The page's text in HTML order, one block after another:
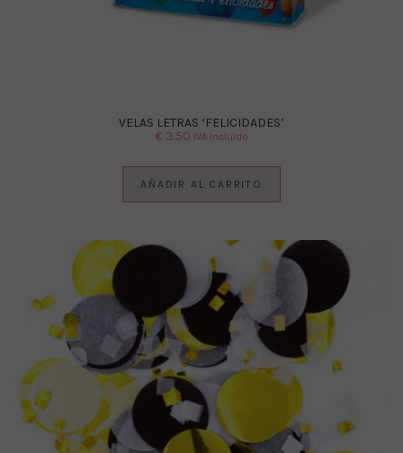
VELAS LETRAS ‘FELICIDADES’
€3.50 IVA Incluido
AÑADIR AL CARRITO